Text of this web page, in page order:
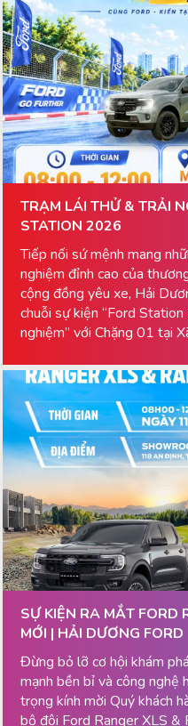
TRẠM LÁI THỬ & TRẢI
STATION 2026
Tiếp nối sứ mệnh mang
nghiệm đỉnh cao của
cộng đồng yêu xe, Hải
chuỗi sự kiện “Ford
nghiệm” với Chặng 01 tại
SỰ KIỆN RA MẮT FORD
MỚI | HẢI DƯƠNG FORD
Đừng bỏ lỡ cơ hội khám
mạnh bền bỉ và công nghệ
trọng kính mời Quý khách
bộ đôi Ford Ranger XLS